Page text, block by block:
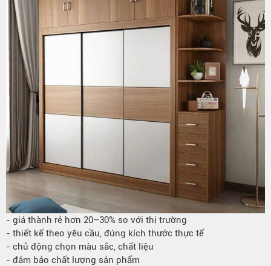
- giá thành rẻ hơn 20–30% so với thị trường
- thiết kế theo yêu cầu, đúng kích thước thực tế
- chủ động chọn màu sắc, chất liệu
- đảm bảo chất lượng sản phẩm